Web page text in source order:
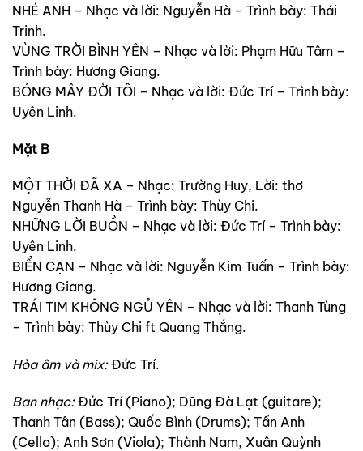
NHÉ ANH – Nhạc và lời: Nguyễn Hà – Trình bày: Thái
Trinh.
VÙNG TRỜI BÌNH YÊN – Nhạc và lời: Phạm Hữu Tâm –
Trình bày: Hương Giang.
BÓNG MÂY ĐỜI TÔI – Nhạc và lời: Đức Trí – Trình bày:
Uyên Linh.
Mặt B
MỘT THỜI ĐÃ XA – Nhạc: Trường Huy, Lời: thơ
Nguyễn Thanh Hà – Trình bày: Thùy Chi.
NHỮNG LỜI BUỒN – Nhạc và lời: Đức Trí – Trình bày:
Uyên Linh.
BIỂN CẠN – Nhạc và lời: Nguyễn Kim Tuấn – Trình bày:
Hương Giang.
TRÁI TIM KHÔNG NGỦ YÊN – Nhạc và lời: Thanh Tùng
– Trình bày: Thùy Chi ft Quang Thắng.
Hòa âm và mix:Đức Trí.
Ban nhạc:Đức Trí (Piano); Dũng Đà Lạt (guitare);
Thanh Tân (Bass); Quốc Bình (Drums); Tấn Anh
(Cello); Anh Sơn (Viola); Thành Nam, Xuân Quỳnh